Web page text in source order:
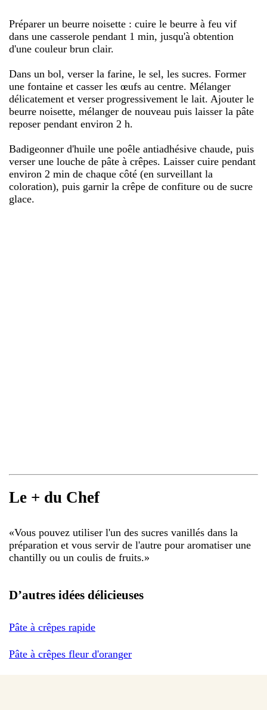
Préparer un beurre noisette : cuire le beurre à feu vif
dans une casserole pendant 1 min, jusqu'à obtention
d'une couleur brun clair.
Dans un bol, verser la farine, le sel, les sucres. Former
une fontaine et casser les œufs au centre. Mélanger
délicatement et verser progressivement le lait. Ajouter le
beurre noisette, mélanger de nouveau puis laisser la pâte
reposer pendant environ 2 h.
Badigeonner d'huile une poêle antiadhésive chaude, puis
verser une louche de pâte à crêpes. Laisser cuire pendant
environ 2 min de chaque côté (en surveillant la
coloration), puis garnir la crêpe de confiture ou de sucre
glace.
Le + du Chef
«Vous pouvez utiliser l'un des sucres vanillés dans la
préparation et vous servir de l'autre pour aromatiser une
chantilly ou un coulis de fruits.»
D’autres idées délicieuses
Pâte à crêpes rapide
Pâte à crêpes fleur d'oranger